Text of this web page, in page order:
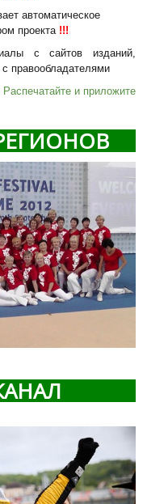
автоматическое
проекта !!!
с сайтов изданий,
правообладателями
и приложите